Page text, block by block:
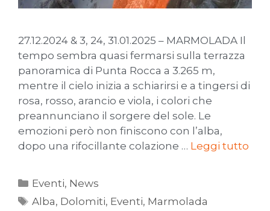
27.12.2024 & 3, 24, 31.01.2025 – MARMOLADA Il
tempo sembra quasi fermarsi sulla terrazza
panoramica di Punta Rocca a 3.265 m,
mentre il cielo inizia a schiarirsi e a tingersi di
rosa, rosso, arancio e viola, i colori che
preannunciano il sorgere del sole. Le
emozioni però non finiscono con l’alba,
dopo una rifocillante colazione … Leggi tutto
Eventi, News
Alba, Dolomiti, Eventi, Marmolada